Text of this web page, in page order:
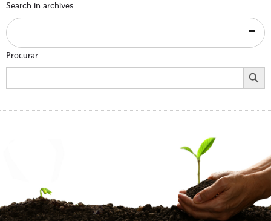
Search in archives
Procurar...
Search
Search Button